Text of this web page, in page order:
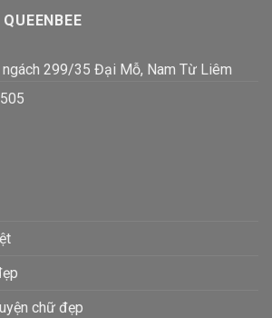
ngách 299/35 Đại Mỗ, Nam Từ Liêm
chữ đẹp